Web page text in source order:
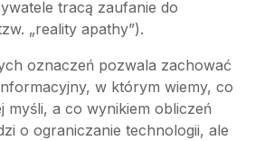
tracą zaufanie do
„reality apathy”).
oznaczeń pozwala zachować
w którym wiemy, co
myśli, a co wynikiem obliczeń
o ograniczanie technologii, ale